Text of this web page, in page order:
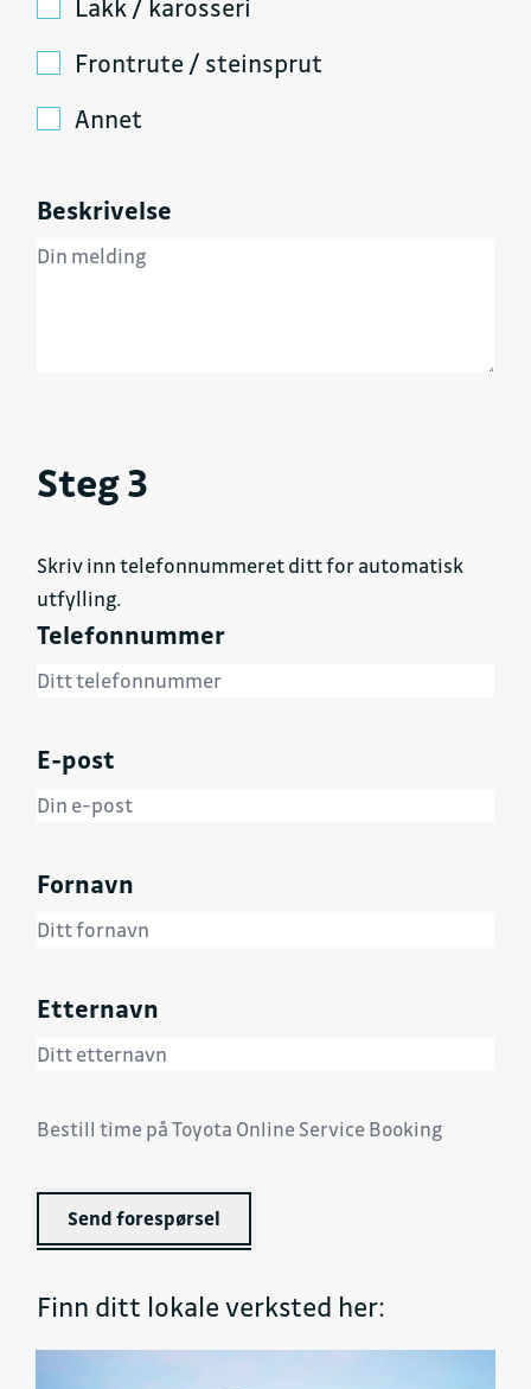
Lakk / karosseri
Frontrute / steinsprut
Annet
Beskrivelse
Steg 3
Skriv inn telefonnummeret ditt for automatisk
utfylling.
Telefonnummer
E-post
Fornavn
Etternavn
Bestill time på Toyota Online Service Booking
Send forespørsel
Finn ditt lokale verksted her: